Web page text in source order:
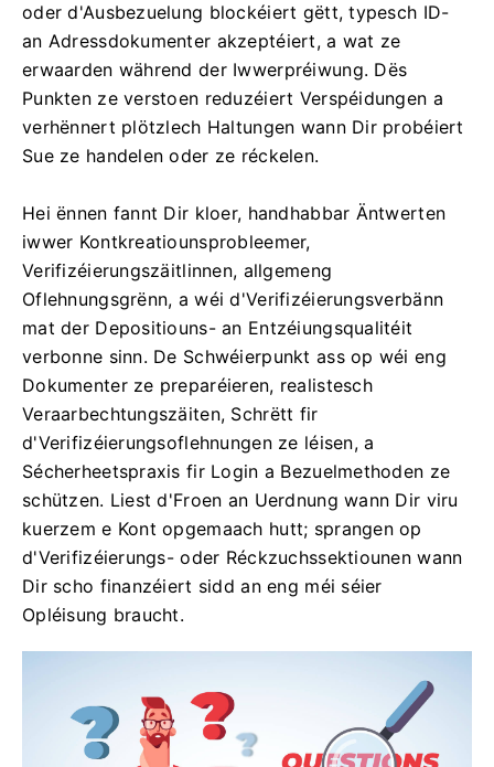
oder d'Ausbezuelung blockéiert gëtt, typesch ID-
an Adressdokumenter akzeptéiert, a wat ze
erwaarden während der Iwwerpréiwung. Dës
Punkten ze verstoen reduzéiert Verspéidungen a
verhënnert plötzlech Haltungen wann Dir probéiert
Sue ze handelen oder ze réckelen.
Hei ënnen fannt Dir kloer, handhabbar Äntwerten
iwwer Kontkreatiounsprobleemer,
Verifizéierungszäitlinnen, allgemeng
Oflehnungsgrënn, a wéi d'Verifizéierungsverbänn
mat der Depositiouns- an Entzéiungsqualitéit
verbonne sinn. De Schwéierpunkt ass op wéi eng
Dokumenter ze preparéieren, realistesch
Veraarbechtungszäiten, Schrëtt fir
d'Verifizéierungsoflehnungen ze léisen, a
Sécherheetspraxis fir Login a Bezuelmethoden ze
schützen. Liest d'Froen an Uerdnung wann Dir viru
kuerzem e Kont opgemaach hutt; sprangen op
d'Verifizéierungs- oder Réckzuchssektiounen wann
Dir scho finanzéiert sidd an eng méi séier
Opléisung braucht.